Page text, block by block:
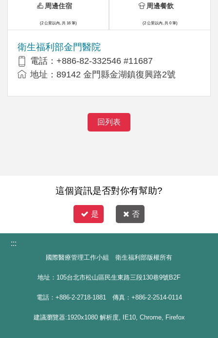
衛生福利部金門醫院
電話：+886-82-332546 #11687
地址：89142 金門縣金湖鎮復興路2號
周邊住宿
(2 公里以內, 共 16 筆)
周邊餐飲
(2 公里以內, 共 0 筆)
回列表
這個資訊是否對你有幫助?
是 否
:::
國際醫療管理工作小組 衛生福利部版權所有
地址：105台北市松山區民生東路三段130巷9號B2F
電話：+886-2-2718-1881 傳真：+886-2-2514-0114
建議瀏覽器:1920x1080 解析度, IE10, Chrome, Firefox